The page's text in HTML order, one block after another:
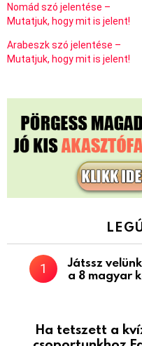
Nomád szó jelentése –
Mutatjuk, hogy mit is jelent!
Arabeszk szó jelentése –
Mutatjuk, hogy mit is jelent!
Játssz
a 8 magyar
Ha tetszett a